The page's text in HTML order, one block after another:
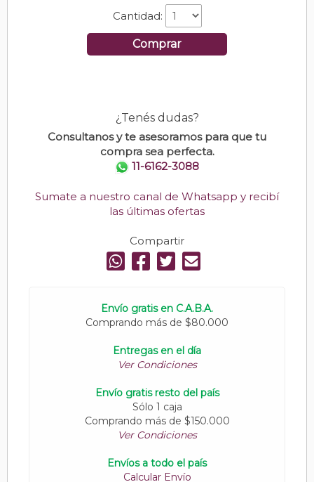
Cantidad:
Comprar
¿Tenés dudas?
Consultanos y te asesoramos para que tu
compra sea perfecta.
11-6162-3088
Sumate a nuestro canal de Whatsapp y recibí
las últimas ofertas
Compartir
Envío gratis en C.A.B.A.
Comprando más de $80.000
Entregas en el día
Ver Condiciones
Envío gratis resto del país
Sólo 1 caja
Comprando más de $150.000
Ver Condiciones
Envíos a todo el país
Calcular Envío